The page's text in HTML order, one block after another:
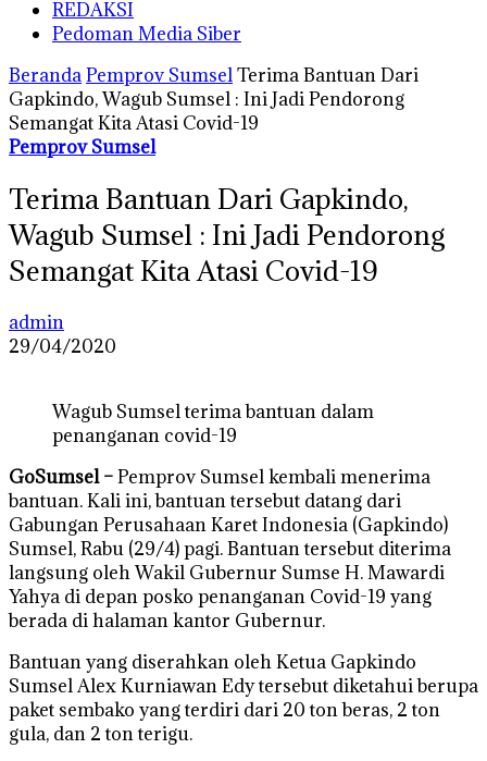
REDAKSI
Pedoman Media Siber
BerandaPemprov SumselTerima Bantuan Dari
Gapkindo, Wagub Sumsel : Ini Jadi Pendorong
Semangat Kita Atasi Covid-19
Pemprov Sumsel
Terima Bantuan Dari Gapkindo,
Wagub Sumsel : Ini Jadi Pendorong
Semangat Kita Atasi Covid-19
admin
29/04/2020
Wagub Sumsel terima bantuan dalam
penanganan covid-19
GoSumsel –Pemprov Sumsel kembali menerima
bantuan. Kali ini, bantuan tersebut datang dari
Gabungan Perusahaan Karet Indonesia (Gapkindo)
Sumsel, Rabu (29/4) pagi. Bantuan tersebut diterima
langsung oleh Wakil Gubernur Sumse H. Mawardi
Yahya di depan posko penanganan Covid-19 yang
berada di halaman kantor Gubernur.
Bantuan yang diserahkan oleh Ketua Gapkindo
Sumsel Alex Kurniawan Edy tersebut diketahui berupa
paket sembako yang terdiri dari 20 ton beras, 2 ton
gula, dan 2 ton terigu.